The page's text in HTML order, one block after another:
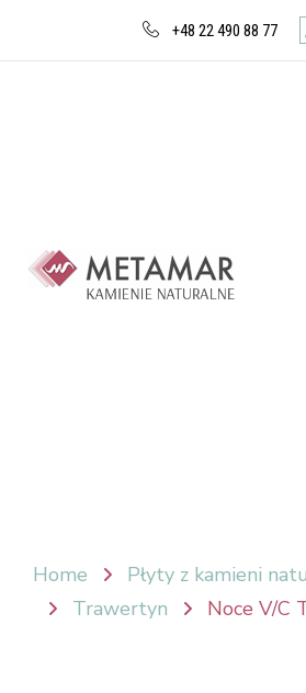
+48 22 490 88 77
Home
Płyty z kamieni
Trawertyn
Noce V/C